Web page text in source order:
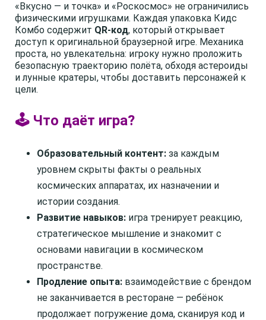
«Вкусно — и точка» и «Роскосмос» не ограничились
физическими игрушками. Каждая упаковка Кидс
Комбо содержит QR-код, который открывает
доступ к оригинальной браузерной игре. Механика
проста, но увлекательна: игроку нужно проложить
безопасную траекторию полёта, обходя астероиды
и лунные кратеры, чтобы доставить персонажей к
цели.
🕹️ Что даёт игра?
Образовательный контент: за каждым
уровнем скрыты факты о реальных
космических аппаратах, их назначении и
истории создания.
Развитие навыков: игра тренирует реакцию,
стратегическое мышление и знакомит с
основами навигации в космическом
пространстве.
Продление опыта: взаимодействие с брендом
не заканчивается в ресторане — ребёнок
продолжает погружение дома, сканируя код и